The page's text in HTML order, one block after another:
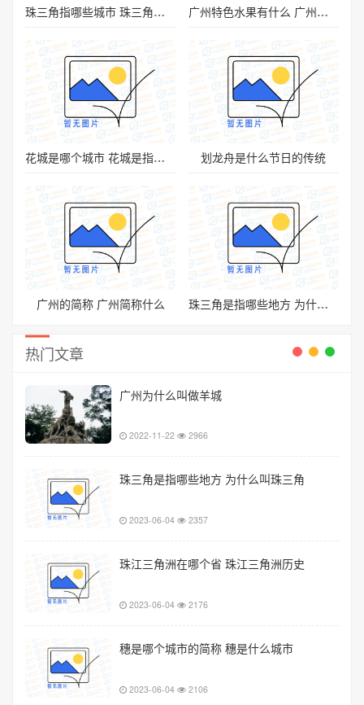
珠三角指哪些城市 珠三角的由来 广州特色水果有什么 广州的特色水果有哪些
花城是哪个城市 花城是指我国哪个城市 划龙舟是什么节日的传统
广州的简称 广州简称什么 珠三角是指哪些地方 为什么叫珠三角
热门文章
广州为什么叫做羊城
2022-11-22 2966
珠三角是指哪些地方 为什么叫珠三角
2023-06-04 2357
珠江三角洲在哪个省 珠江三角洲历史
2023-06-04 2176
穗是哪个城市的简称 穗是什么城市
2023-06-04 2106